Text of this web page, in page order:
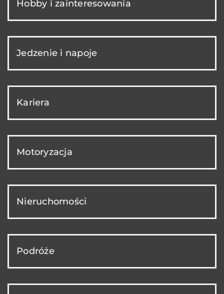
Hobby i zainteresowania
Jedzenie i napoje
Kariera
Motoryzacja
Nieruchomości
Podróże